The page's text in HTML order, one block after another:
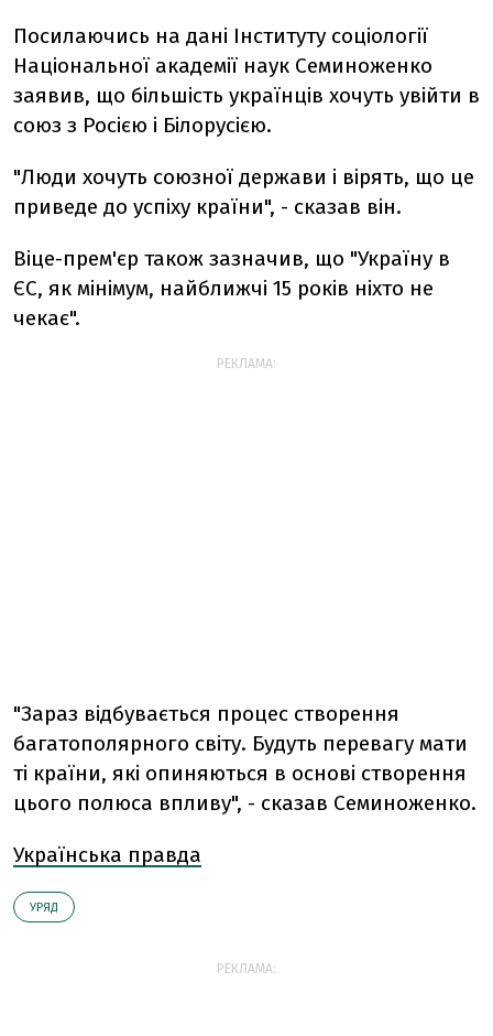
Посилаючись на дані Інституту соціології
Національної академії наук Семиноженко
заявив, що більшість українців хочуть увійти в
союз з Росією і Білорусією.
"Люди хочуть союзної держави і вірять, що це
приведе до успіху країни", - сказав він.
Віце-прем'єр також зазначив, що "Україну в
ЄС, як мінімум, найближчі 15 років ніхто не
чекає".
РЕКЛАМА:
"Зараз відбувається процес створення
багатополярного світу. Будуть перевагу мати
ті країни, які опиняються в основі створення
цього полюса впливу", - сказав Семиноженко.
Українська правда
УРЯД
РЕКЛАМА: